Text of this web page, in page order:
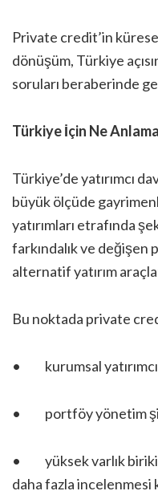
Private credit’in
dönüşüm, Türkiye
soruları beraberinde
Türkiye İçin Ne
Türkiye’de yatırımcı
büyük ölçüde
yatırımları etrafında
farkındalık ve değişen
alternatif yatırım
Bu noktada private
• kurumsal
• portföy yönetim
• yüksek varlık
daha fazla incelenmesi